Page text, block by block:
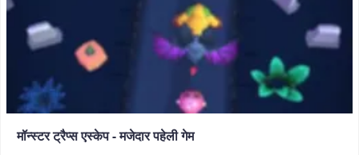
मॉन्स्टर ट्रैप्स एस्केप - मजेदार पहेली गेम